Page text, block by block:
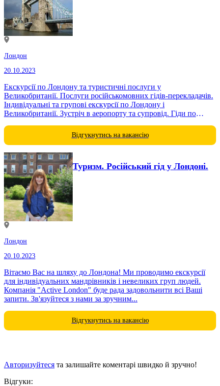
Лондон
20.10.2023
Екскурсії по Лондону та туристичні послуги у
Великобританії. Послуги російськомовних гідів-перекладачів.
Індивідуальні та групові екскурсії по Лондону і
Великобританії. Зустріч в аеропорту та супровід. Гіди по
Екскурсії...
Відгукнутись на вакансію
Туризм. Російський гід у Лондоні.
Лондон
20.10.2023
Вітаємо Вас на шляху до Лондона! Ми проводимо екскурсії
для індивідуальних мандрівників і невеликих груп людей.
Компанія "Active London" буде рада задовольнити всі Ваші
запити. Зв'язуйтеся з нами за зручним...
Відгукнутись на вакансію
Авторизуйтеся та залишайте коментарі швидко й зручно!
Відгуки: